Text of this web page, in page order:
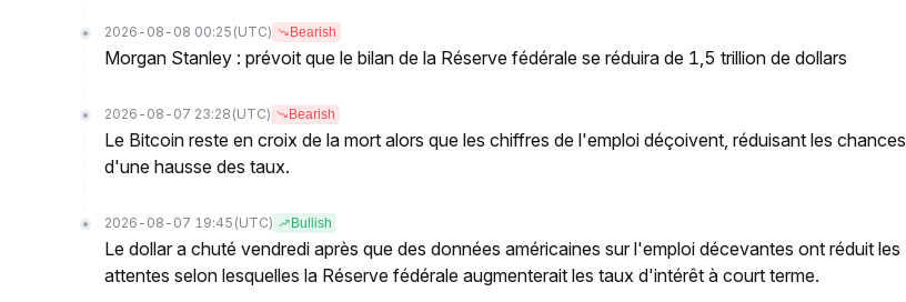
2026-08-08 00:25 (UTC) Bearish
Morgan Stanley : prévoit que le bilan de la Réserve fédérale se réduira de 1,5 trillion de dollars
2026-08-07 23:28 (UTC) Bearish
Le Bitcoin reste en croix de la mort alors que les chiffres de l'emploi déçoivent, réduisant les chances
d'une hausse des taux.
2026-08-07 19:45 (UTC) Bullish
Le dollar a chuté vendredi après que des données américaines sur l'emploi décevantes ont réduit les
attentes selon lesquelles la Réserve fédérale augmenterait les taux d'intérêt à court terme.